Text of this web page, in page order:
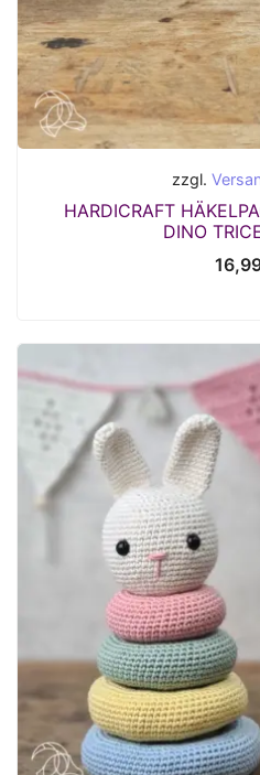
zzgl.
HARDICRAFT
DINO